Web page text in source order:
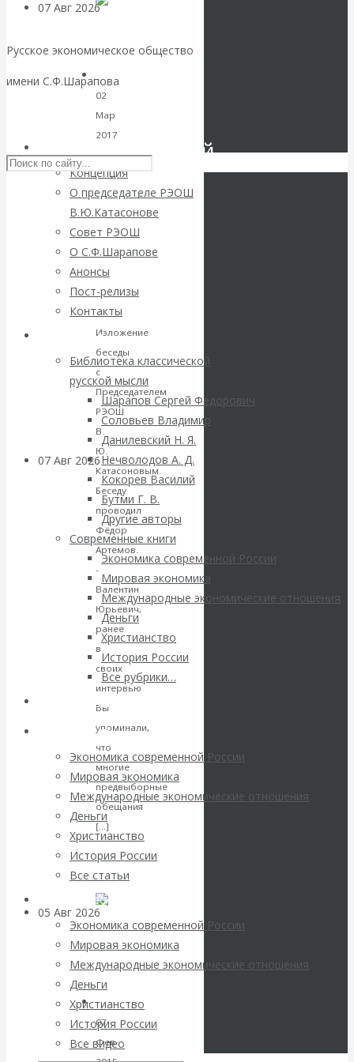
Русское экономическое общество
имени С.Ф.Шарапова
Концепция
О председателе РЭОШ
В.Ю.Катасонове
Совет РЭОШ
О С.Ф.Шарапове
Анонсы
Пост-релизы
Контакты
Библиотека
Библиотека классической
русской мысли
Шарапов Сергей Федорович
Соловьев Владимир
Данилевский Н. Я.
Нечволодов А. Д.
Кокорев Василий
Бутми Г. В.
Другие авторы
Современные книги
Экономика современной России
Мировая экономика
Международные экономические отношения
Деньги
Христианство
История России
Все рубрики…
Авторы РЭОШ
Архив статей
Экономика современной России
Мировая экономика
Международные экономические отношения
Деньги
Христианство
История России
Все статьи
Архив Видео
Экономика современной России
Мировая экономика
Международные экономические отношения
Деньги
Христианство
История России
Все видео
07 Авг 2026Экономика
Валентин
Катасонов.
Инвестиционный
кризис в России.
Проедаем
основной
капитал, но
строим
грандиозные
планы
07 Авг 2026Постижение
ВАлентин
КАтасонов. К
112-летию
начала Первой
мировой войны:
вместо победы
Россия
получила
«похабный»
Брестский мир
05 Авг 2026
Валентин
Катасонов. Еще
раз на тему
02
Мар
2017
Пост
дня,
Культура,
Экономика
зарубежных
странПерспективы
президентства
Дональда
Трампа
Изложение
беседы
с
Председателем
РЭОШ
В.
Ю.
Катасоновым.
Беседу
проводил
Фёдор
Артёмов.
-
Валентин
Юрьевич,
ранее
в
своих
интервью
Вы
упоминали,
что
многие
предвыборные
обещания
[…]
далее
VK
Twitter
07
Фев